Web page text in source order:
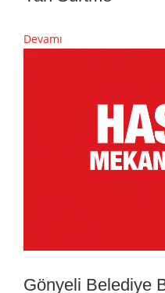
Devamı
Gönyeli Belediye